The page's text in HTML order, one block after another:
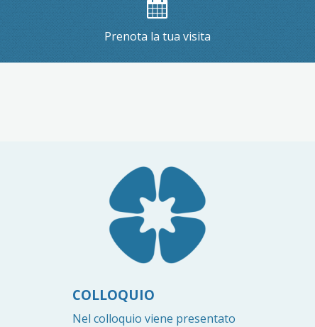
Prenota la tua visita
COLLOQUIO
Nel colloquio viene presentato